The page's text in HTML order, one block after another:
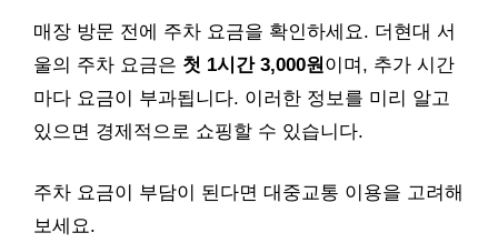
매장 방문 전에 주차 요금을 확인하세요. 더현대 서
울의 주차 요금은 첫 1시간 3,000원 이며, 추가 시간
마다 요금이 부과됩니다. 이러한 정보를 미리 알고
있으면 경제적으로 쇼핑할 수 있습니다.
주차 요금이 부담이 된다면 대중교통 이용을 고려해
보세요.